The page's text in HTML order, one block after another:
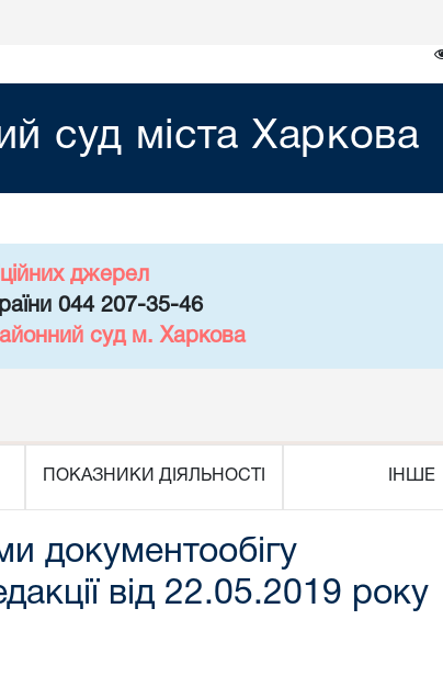
суд міста Харкова
джерел
044 207-35-46
суд м. Харкова
ПОКАЗНИКИ ДІЯЛЬНОСТІ ІНШЕ
документообігу
від 22.05.2019 року